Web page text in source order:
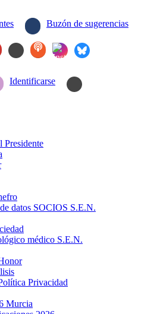
Buzón de sugerencias
Identificarse
Presidente
datos SOCIOS S.E.N.
médico S.E.N.
Privacidad
Murcia